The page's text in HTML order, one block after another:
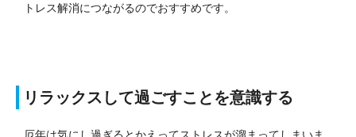
トレス解消につながるのでおすすめです。
リラックスして過ごすことを意識する